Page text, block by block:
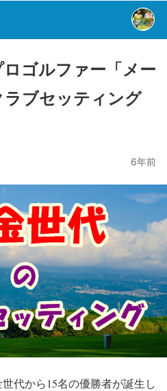
ゴルファー「メー
ラブセッティング
6年前
代から15名の優勝者が誕生し